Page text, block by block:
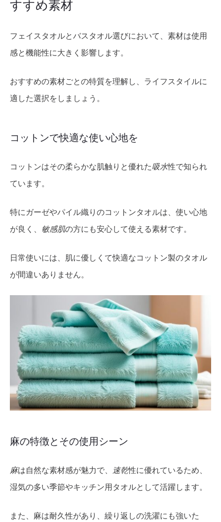
すすめ素材
フェイスタオルとバスタオル選びにおいて、素材は使用
感と機能性に大きく影響します。
おすすめの素材ごとの特質を理解し、ライフスタイルに
適した選択をしましょう。
コットンで快適な使い心地を
コットンはその柔らかな肌触りと優れた吸水性で知られ
ています。
特にガーゼやパイル織りのコットンタオルは、使い心地
が良く、 敏感肌の方にも安心して使える素材です。
日常使いには、肌に優しくて快適なコットン製のタオル
が間違いありません。
麻の特徴とその使用シーン
麻は自然な素材感が魅力で、 速乾性に優れているため、
湿気の多い季節やキッチン用タオルとして活躍します。
また、麻は耐久性があり、繰り返しの洗濯にも強いた